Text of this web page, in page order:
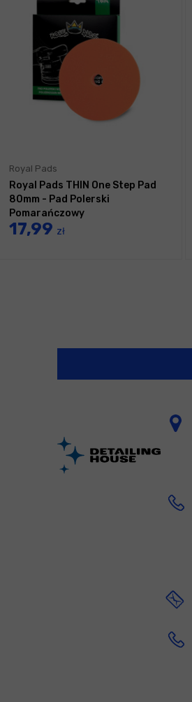
Royal Pads
Royal Pads THIN One Step Pad
80mm - Pad Polerski
Pomarańczowy
17,99 zł